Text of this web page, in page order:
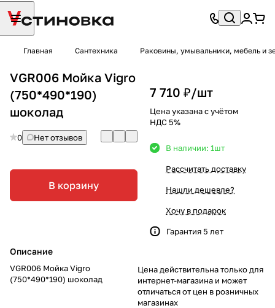
Главная Сантехника Раковины, умывальники, мебель и
VGR006 Мойка Vigro
(750*490*190)
шоколад
0 Нет отзывов
В корзину
Описание
VGR006 Мойка Vigro
(750*490*190) шоколад
7 710 ₽/шт
Цена указана с учётом
НДС 5%
В наличии: 1шт
Рассчитать доставку
Нашли дешевле?
Хочу в подарок
Гарантия 5 лет
Цена действительна только для
интернет-магазина и может
отличаться от цен в розничных
магазинах